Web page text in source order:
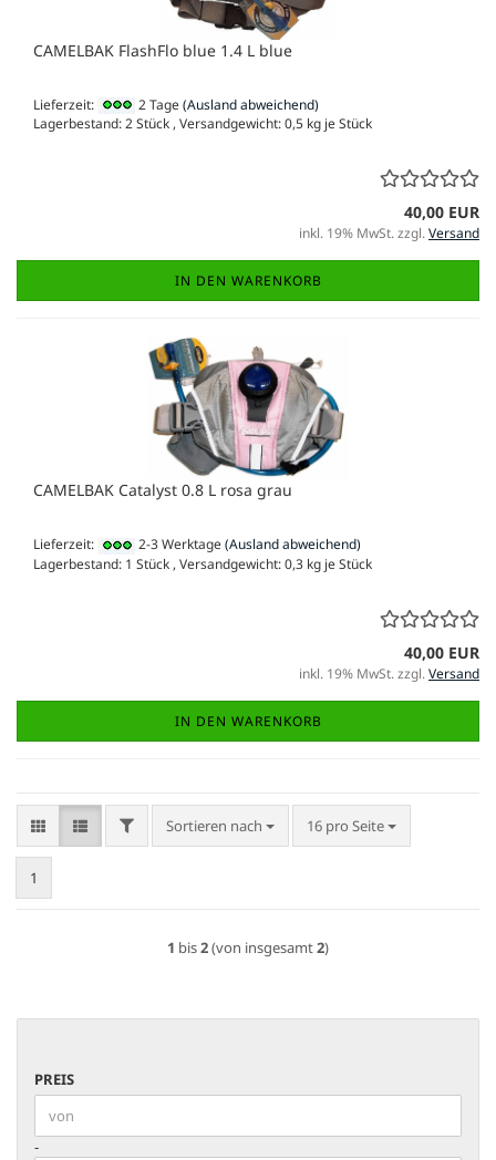
CAMELBAK FlashFlo blue 1.4 L blue
Lieferzeit: 2 Tage(Ausland abweichend)
Lagerbestand: 2 Stück , Versandgewicht:0,5 kg je Stück
40,00 EUR
inkl. 19% MwSt. zzgl.Versand
IN DEN WARENKORB
CAMELBAK Catalyst 0.8 L rosa grau
Lieferzeit: 2-3 Werktage(Ausland abweichend)
Lagerbestand: 1 Stück , Versandgewicht:0,3 kg je Stück
40,00 EUR
inkl. 19% MwSt. zzgl.Versand
IN DEN WARENKORB
FILTERSortieren nach
Sortieren nach 16 pro Seite
pro Seite
1
1 bis2(von insgesamt2)
PREIS
PREIS
Preis bis
-